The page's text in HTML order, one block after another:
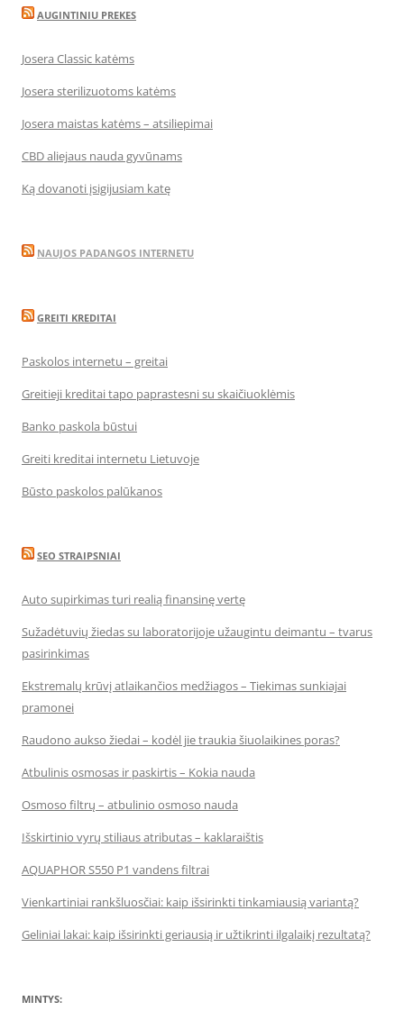
AUGINTINIU PREKES
Josera Classic katėms
Josera sterilizuotoms katėms
Josera maistas katėms – atsiliepimai
CBD aliejaus nauda gyvūnams
Ką dovanoti įsigijusiam katę
NAUJOS PADANGOS INTERNETU
GREITI KREDITAI
Paskolos internetu – greitai
Greitieji kreditai tapo paprastesni su skaičiuoklėmis
Banko paskola būstui
Greiti kreditai internetu Lietuvoje
Būsto paskolos palūkanos
SEO STRAIPSNIAI
Auto supirkimas turi realią finansinę vertę
Sužadėtuvių žiedas su laboratorijoje užaugintu deimantu – tvarus
pasirinkimas
Ekstremalų krūvį atlaikančios medžiagos – Tiekimas sunkiajai
pramonei
Raudono aukso žiedai – kodėl jie traukia šiuolaikines poras?
Atbulinis osmosas ir paskirtis – Kokia nauda
Osmoso filtrų – atbulinio osmoso nauda
Išskirtinio vyrų stiliaus atributas – kaklaraištis
AQUAPHOR S550 P1 vandens filtrai
Vienkartiniai rankšluosčiai: kaip išsirinkti tinkamiausią variantą?
Geliniai lakai: kaip išsirinkti geriausią ir užtikrinti ilgalaikį rezultatą?
MINTYS: